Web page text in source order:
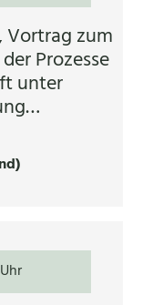
Vortrag zum
Prozesse
unter